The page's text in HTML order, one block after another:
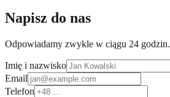
Napisz do nas
Odpowiadamy zwykle w ciągu 24 godzin.
Imię i nazwisko
Email
Telefon